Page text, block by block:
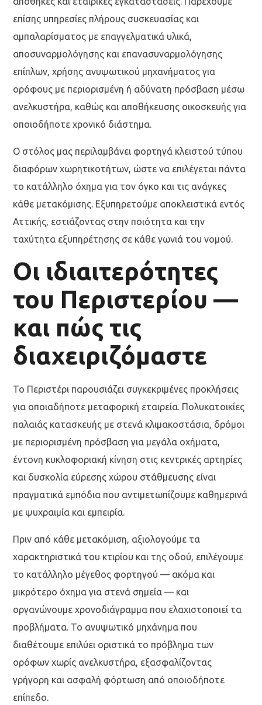
επίσης υπηρεσίες πλήρους συσκευασίας και
αμπαλαρίσματος με επαγγελματικά υλικά,
αποσυναρμολόγησης και επανασυναρμολόγησης
επίπλων, χρήσης ανυψωτικού μηχανήματος για
ορόφους με περιορισμένη ή αδύνατη πρόσβαση μέσω
ανελκυστήρα, καθώς και αποθήκευσης οικοσκευής για
οποιοδήποτε χρονικό διάστημα.
Ο στόλος μας περιλαμβάνει φορτηγά κλειστού τύπου
διαφόρων χωρητικοτήτων, ώστε να επιλέγεται πάντα
το κατάλληλο όχημα για τον όγκο και τις ανάγκες
κάθε μετακόμισης. Εξυπηρετούμε αποκλειστικά εντός
Αττικής, εστιάζοντας στην ποιότητα και την
ταχύτητα εξυπηρέτησης σε κάθε γωνιά του νομού.
Οι ιδιαιτερότητες
του Περιστερίου —
και πώς τις
διαχειριζόμαστε
Το Περιστέρι παρουσιάζει συγκεκριμένες προκλήσεις
για οποιαδήποτε μεταφορική εταιρεία. Πολυκατοικίες
παλαιάς κατασκευής με στενά κλιμακοστάσια, δρόμοι
με περιορισμένη πρόσβαση για μεγάλα οχήματα,
έντονη κυκλοφοριακή κίνηση στις κεντρικές αρτηρίες
και δυσκολία εύρεσης χώρου στάθμευσης είναι
πραγματικά εμπόδια που αντιμετωπίζουμε καθημερινά
με ψυχραιμία και εμπειρία.
Πριν από κάθε μετακόμιση, αξιολογούμε τα
χαρακτηριστικά του κτιρίου και της οδού, επιλέγουμε
το κατάλληλο μέγεθος φορτηγού — ακόμα και
μικρότερο όχημα για στενά σημεία — και
οργανώνουμε χρονοδιάγραμμα που ελαχιστοποιεί τα
προβλήματα. Το ανυψωτικό μηχάνημα που
διαθέτουμε επιλύει οριστικά το πρόβλημα των
ορόφων χωρίς ανελκυστήρα, εξασφαλίζοντας
γρήγορη και ασφαλή φόρτωση από οποιοδήποτε
επίπεδο.